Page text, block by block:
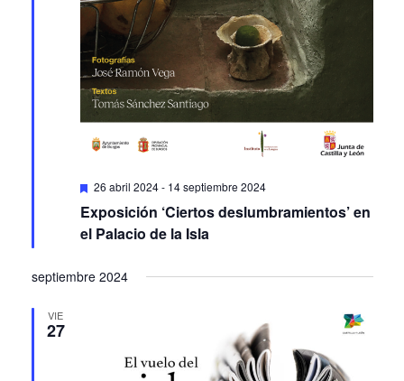
Featured
26 abril 2024- 14 septiembre 2024
Exposición ‘Ciertos deslumbramientos’ en
el Palacio de la Isla
septiembre 2024
VIE
27